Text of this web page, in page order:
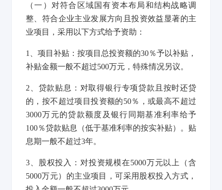
（一）对符合区域国有资本布局和结构战略调
整、符合企业主业发展方向且投资效益显著的主
业项目，采用以下方式给予资助：
1
、项目补贴：按项目总投资额的30％予以补贴，
补贴金额一般不超过500万元，特殊情况另议。
2 、贷款贴息：对取得银行专项贷款且按时还贷
的，按不超过项目投资额的50％，或最高不超过
3000万元的贷款额度及银行同期基准利率给予
100％贷款贴息（低于基准利率的按实补贴）。贴
息期一般不超过3年。
3 、股权投入：对投资规模在5000万元以上（含
5000万元）的主业项目，可采用股权投入方式，